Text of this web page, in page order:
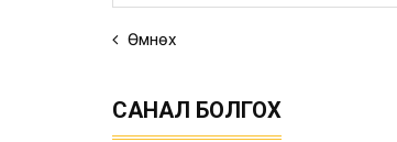
Өмнөх
САНАЛ БОЛГОХ